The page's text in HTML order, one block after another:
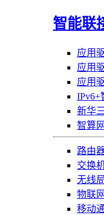
智能联
应用
应用
应用
IPv6+
新华
智算
路由
交换
无线
物联网
移动